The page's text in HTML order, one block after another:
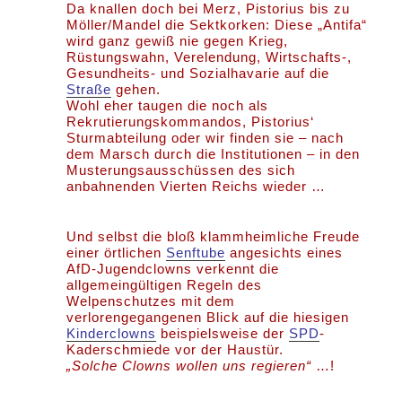
Da knallen doch bei Merz, Pistorius bis zu
Möller/Mandel die Sektkorken: Diese „Antifa“
wird ganz gewiß nie gegen Krieg,
Rüstungswahn, Verelendung, Wirtschafts-,
Gesundheits- und Sozialhavarie auf die
Straße gehen.
Wohl eher taugen die noch als
Rekrutierungskommandos, Pistorius‘
Sturmabteilung oder wir finden sie – nach
dem Marsch durch die Institutionen – in den
Musterungsausschüssen des sich
anbahnenden Vierten Reichs wieder …
Und selbst die bloß klammheimliche Freude
einer örtlichen Senftube angesichts eines
AfD-Jugendclowns verkennt die
allgemeingültigen Regeln des
Welpenschutzes mit dem
verlorengegangenen Blick auf die hiesigen
Kinderclowns beispielsweise der SPD-
Kaderschmiede vor der Haustür.
„Solche Clowns wollen uns regieren“ …!